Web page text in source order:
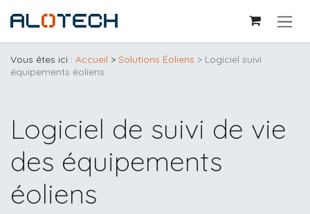
Vous êtes ici : Accueil > Solutions Éoliens > Logiciel suivi
équipements éoliens
Logiciel de suivi de vie
des équipements
éoliens